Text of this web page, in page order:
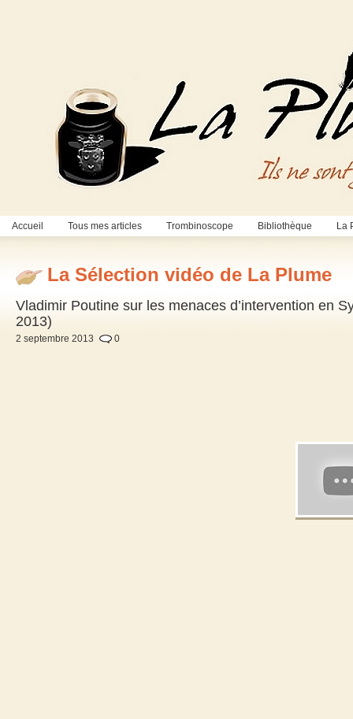
Accueil Tous mes articles Trombinoscope Bibliothèque La
La Sélection vidéo de La Plume
Vladimir Poutine sur les menaces d’intervention en
2013)
2 septembre 2013 0